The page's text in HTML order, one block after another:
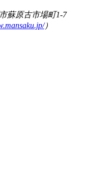
蘇原古市場町1-7
）